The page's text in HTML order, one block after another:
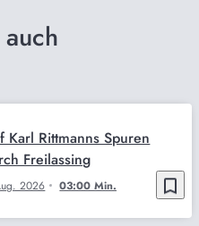
bookmark_border
2026 03:00 Min.
Karl Rittmanns Spuren
Freilassing